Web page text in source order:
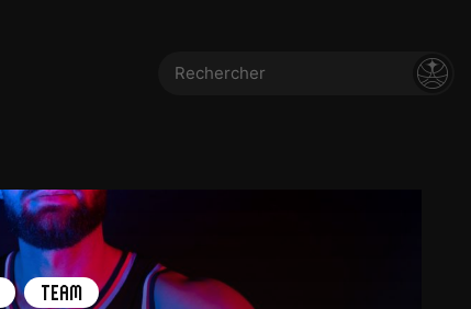
Rechercher
Team